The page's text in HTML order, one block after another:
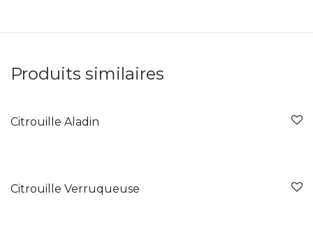
Produits similaires
Citrouille Aladin
Citrouille Verruqueuse